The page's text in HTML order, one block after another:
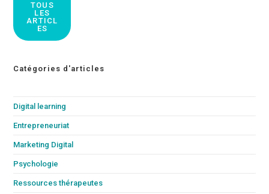
TOUS
LES
ARTICL
ES
Catégories d'articles
Digital learning
Entrepreneuriat
Marketing Digital
Psychologie
Ressources thérapeutes